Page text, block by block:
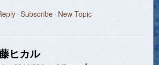
Subscribe New Topic
ヒカル